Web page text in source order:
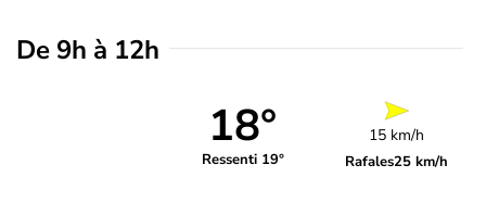
De 9h à 12h
18°
Ressenti 19°
15 km/h
Rafales25 km/h